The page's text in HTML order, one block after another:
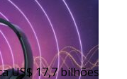
US$ 17,7 bilhões